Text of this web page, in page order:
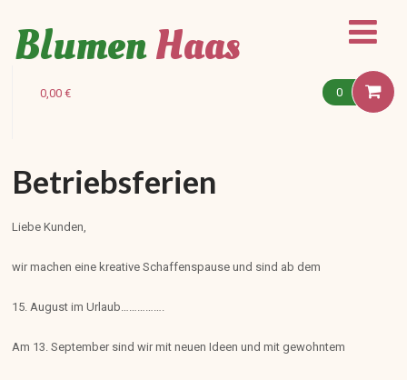
BlumenHaas
0
0,00€
Betriebsferien
Liebe Kunden,
wir machen eine kreative Schaffenspause und sind ab dem
15. August im Urlaub…………….
Am 13. September sind wir mit neuen Ideen und mit gewohntem